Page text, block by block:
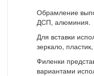
Обрамление
ДСП, алюминия.
Для вставки
зеркало,
Филенки
вариантами